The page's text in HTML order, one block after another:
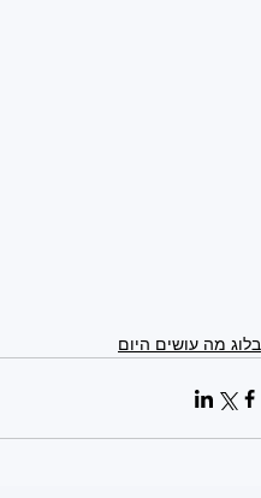
בלוג מה עושים היום